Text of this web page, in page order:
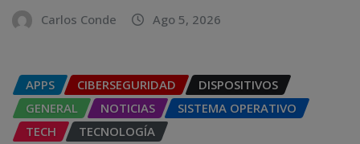
Carlos Conde Ago 5, 2026
APPS CIBERSEGURIDAD
DISPOSITIVOS
GENERAL
NOTICIAS
SISTEMA OPERATIVO
TECH
TECNOLOGÍA